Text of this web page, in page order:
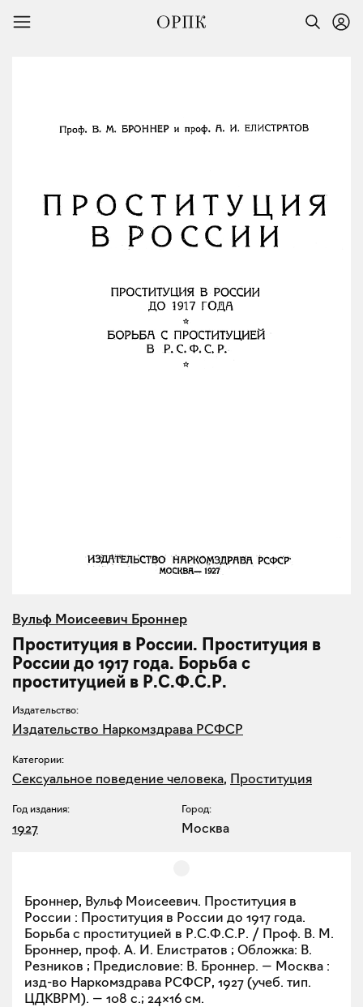
Вульф Моисеевич Броннер
Проституция в России. Проституция в
России до 1917 года. Борьба с
проституцией в Р.С.Ф.С.Р.
Издательство:
Издательство Наркомздрава РСФСР
Категории:
Сексуальное поведение человека, Проституция
Год издания:
1927
Город:
Москва
Броннер, Вульф Моисеевич. Проституция в
России : Проституция в России до 1917 года.
Борьба с проституцией в Р.С.Ф.С.Р. / Проф. В. М.
Броннер, проф. А. И. Елистратов ; Обложка: В.
Резников ; Предисловие: В. Броннер. — Москва :
изд-во Наркомздрава РСФСР, 1927 (учеб. тип.
ЦДКВРМ). — 108 с.; 24×16 см.